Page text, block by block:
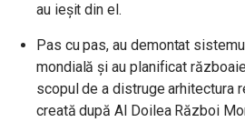
au ieșit din el.
Pas cu pas, au demontat
mondială și au planificat
scopul de a distruge arhitectura
creată după Al Doilea Război